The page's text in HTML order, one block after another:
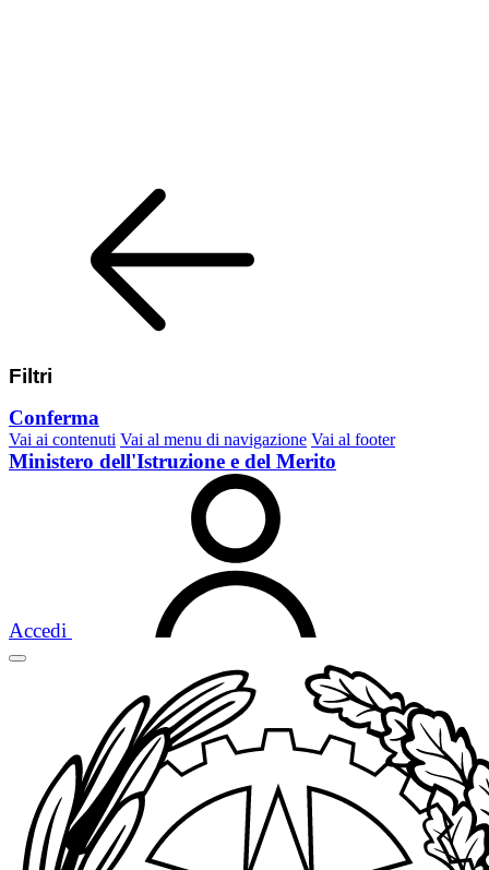
Filtri
Conferma
Vai ai contenuti Vai al menu di navigazione Vai al footer
Ministero dell'Istruzione e del Merito
Accedi